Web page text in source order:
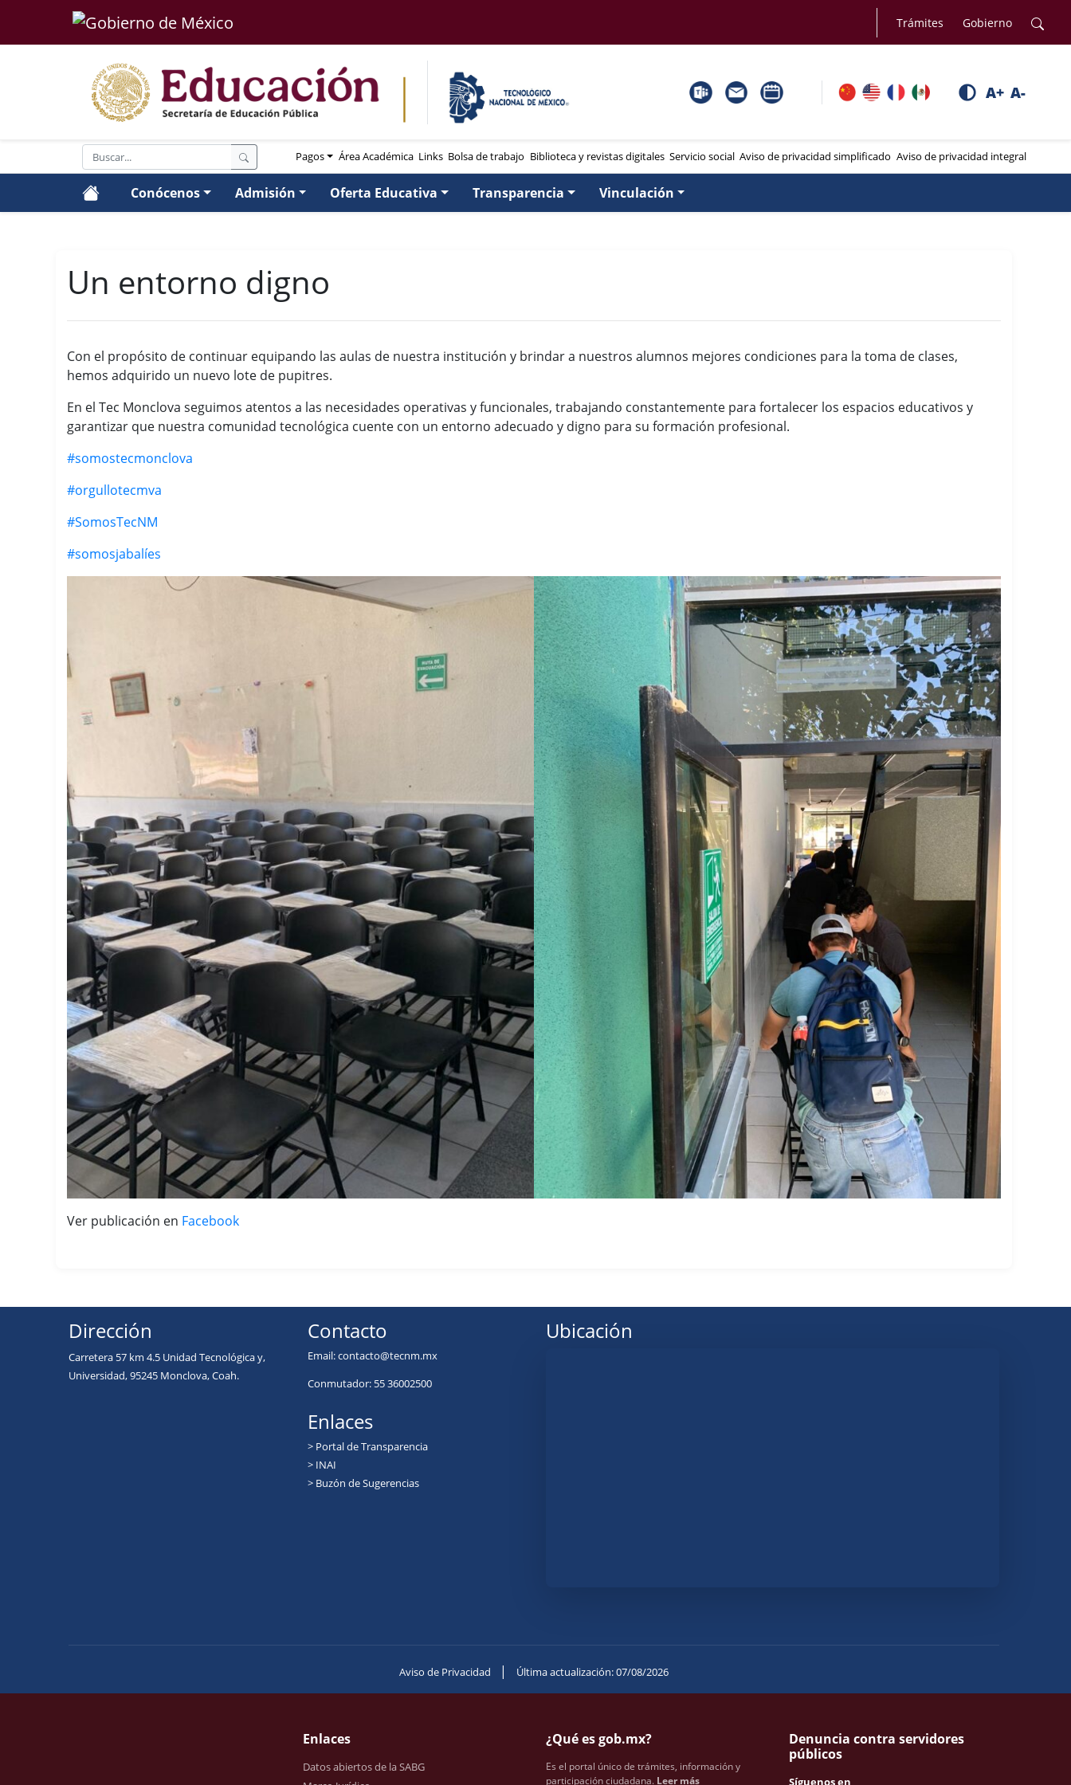
Trámites Gobierno
A+ A-
Pagos Área Académica Links Bolsa de trabajo Biblioteca y revistas digitales Servicio social Aviso de privacidad simplificado Aviso de privacidad integral
Conócenos Admisión Oferta Educativa Transparencia Vinculación
Un entorno digno
Con el propósito de continuar equipando las aulas de nuestra institución y brindar a nuestros alumnos mejores condiciones para la toma de clases,
hemos adquirido un nuevo lote de pupitres.
En el Tec Monclova seguimos atentos a las necesidades operativas y funcionales, trabajando constantemente para fortalecer los espacios educativos y
garantizar que nuestra comunidad tecnológica cuente con un entorno adecuado y digno para su formación profesional.
#somostecmonclova
#orgullotecmva
#SomosTecNM
#somosjabalíes
Ver publicación en Facebook
Dirección
Carretera 57 km 4.5 Unidad Tecnológica y,
Universidad, 95245 Monclova, Coah.
Contacto
Email:contacto@tecnm.mx
Conmutador: 55 36002500
Enlaces
> Portal de Transparencia
> INAI
> Buzón de Sugerencias
Ubicación
Aviso de Privacidad | Última actualización: 07/08/2026
Enlaces
Datos abiertos de la SABG
¿Qué es gob.mx?
Es el portal único de trámites, información y
participación ciudadana. Leer más
Denuncia contra servidores
públicos
Síguenos en